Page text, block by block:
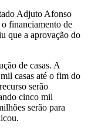
Adjuto Afonso
financiamento de
que a aprovação do
de casas. A
casas até o fim do
serão
cinco mil
serão para